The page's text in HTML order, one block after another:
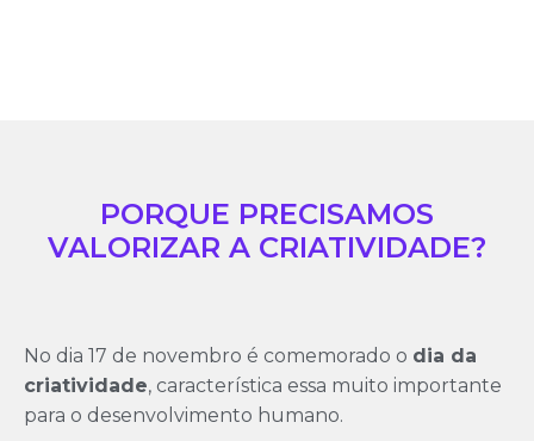
PORQUE PRECISAMOS
VALORIZAR A CRIATIVIDADE?
No dia 17 de novembro é comemorado o dia da
criatividade, característica essa muito importante
para o desenvolvimento humano.